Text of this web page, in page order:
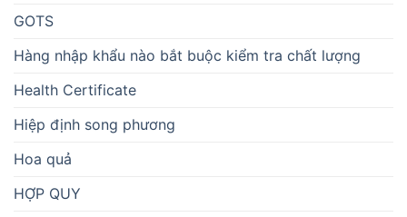
GOTS
Hàng nhập khẩu nào bắt buộc kiểm tra chất lượng
Health Certificate
Hiệp định song phương
Hoa quả
HỢP QUY